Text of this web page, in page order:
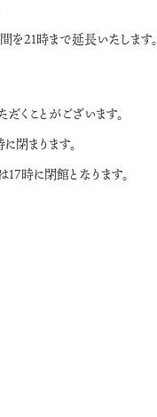
を21時まで延長いたします。
くことがございます。
閉まります。
時に閉館となります。